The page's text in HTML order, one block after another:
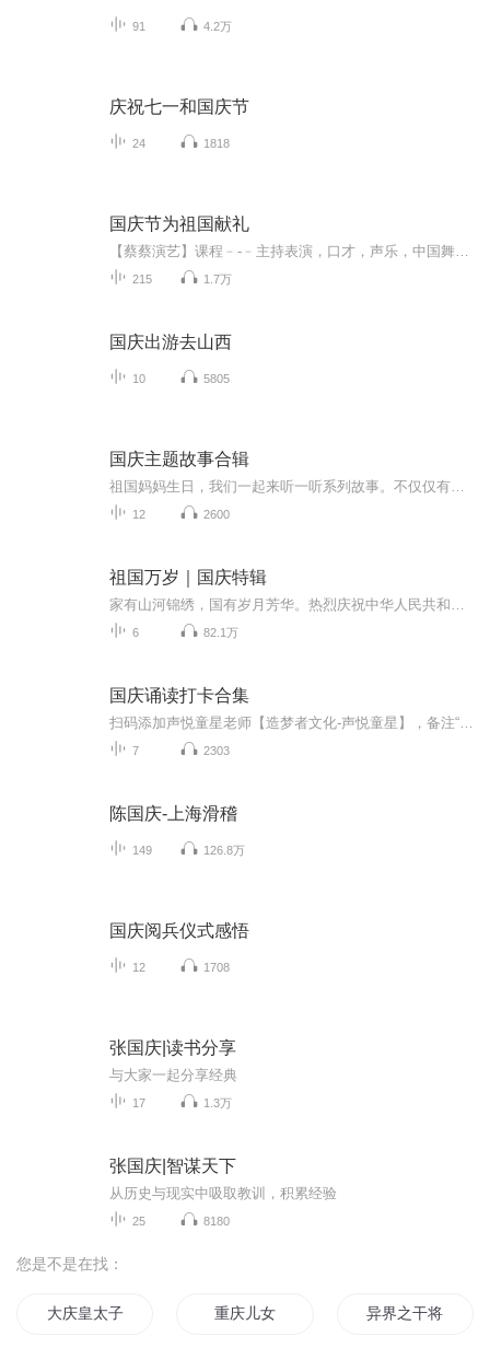
91 4.2万
庆祝七一和国庆节
24 1818
国庆节为祖国献礼
215 1.7万
国庆出游去山西
10 5805
国庆主题故事合辑
12 2600
祖国万岁｜国庆特辑
6 82.1万
国庆诵读打卡合集
7 2303
陈国庆-上海滑稽
149 126.8万
国庆阅兵仪式感悟
12 1708
张国庆|读书分享
与大家一起分享经典
17 1.3万
张国庆|智谋天下
从历史与现实中吸取教训，积累经验
25 8180
您是不是在找：
大庆皇太子 重庆儿女 异界之干将传说